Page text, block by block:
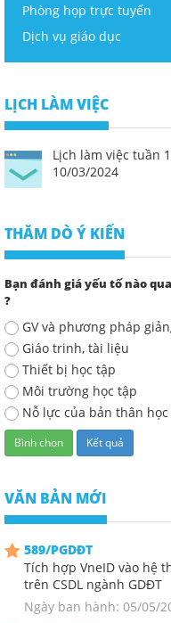
Phòng họp trực tuyến
Dịch vụ giáo dục
LỊCH LÀM VIỆC
Lịch làm việc tuần
10/03/2024
THĂM DÒ Ý KIẾN
Bạn đánh giá yếu tố nào
?
GV và phương pháp
Giáo trinh, tài liệu
Thiết bị học tập
Môi trường học tập
Nỗ lực của bản thân
VĂN BẢN MỚI
589/PGDĐT
Tích hợp VneID vào hệ
trên CSDL ngành GDĐT
Ngày ban hành: 05/05/